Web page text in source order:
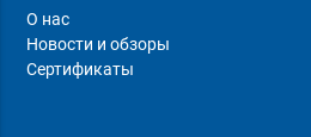
О нас
Новости и обзоры
Сертификаты